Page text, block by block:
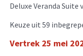
Deluxe Veranda Suite
Keuze uit 59
Vertrek 25 mei